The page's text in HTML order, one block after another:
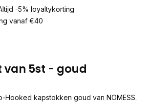
-5% loyaltykorting
vanaf €40
van 5st - goud
Hooked kapstokken goud van NOMESS.